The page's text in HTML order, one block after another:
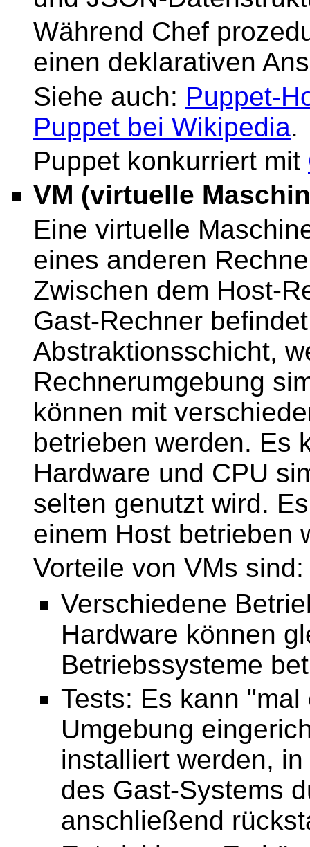
Während Chef
einen deklarativen
Siehe auch: Puppet-
Puppet bei Wikipedia.
Puppet konkurriert mit
VM (virtuelle
Eine virtuelle
eines anderen
Zwischen dem Host-
Gast-Rechner
Abstraktionsschicht,
Rechnerumgebung
können mit
betrieben werden. Es
Hardware und CPU
selten genutzt wird.
einem Host betrieben
Vorteile von VMs sind:
Verschiedene
Hardware können
Betriebssysteme
Tests: Es kann
Umgebung
installiert werden,
des Gast-Systems
anschließend